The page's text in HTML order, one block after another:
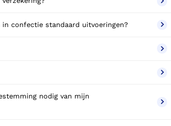
confectie standaard uitvoeringen?
nodig van mijn